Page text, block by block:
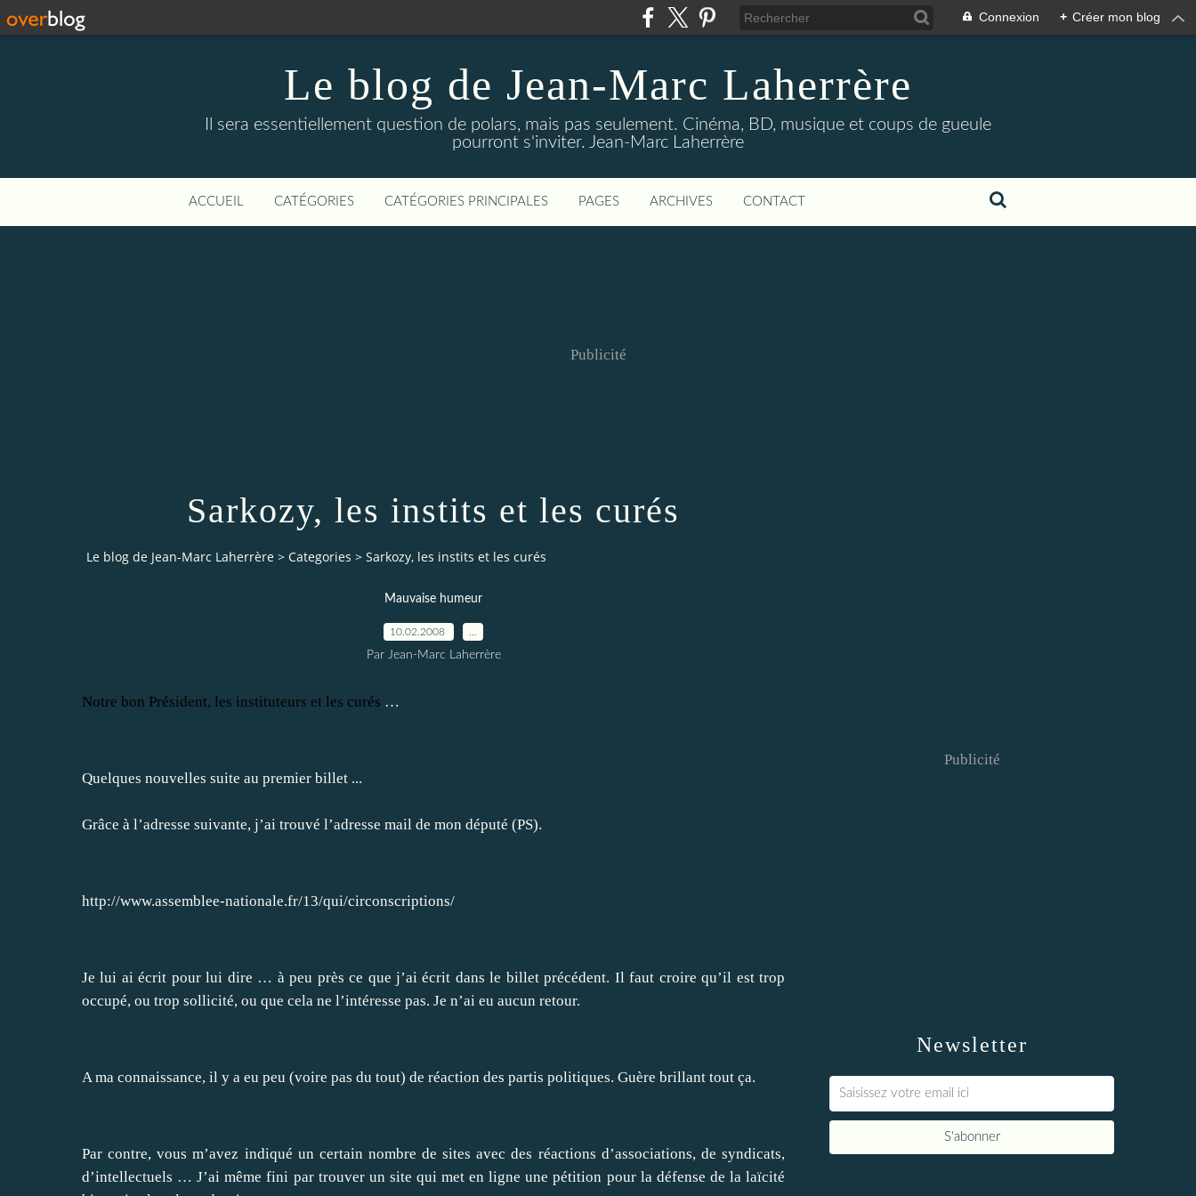
Connexion + Créer mon blog
Le blog de Jean-Marc Laherrère
Il sera essentiellement question de polars, mais pas seulement. Cinéma, BD, musique et coups de gueule
pourront s'inviter. Jean-Marc Laherrère
ACCUEIL CATÉGORIES CATÉGORIES PRINCIPALES PAGES ARCHIVES CONTACT
Publicité
Sarkozy, les instits et les curés
Le blog de Jean-Marc Laherrère > Categories > Sarkozy, les instits et les curés
Mauvaise humeur
10.02.2008
Par Jean-Marc Laherrère
Notre bon Président, les instituteurs et les curés …
Quelques nouvelles suite au premier billet ...
Grâce à l’adresse suivante, j’ai trouvé l’adresse mail de mon député (PS).
http://www.assemblee-nationale.fr/13/qui/circonscriptions/
Je lui ai écrit pour lui dire … à peu près ce que j’ai écrit dans le billet précédent. Il faut croire qu’il est trop
occupé, ou trop sollicité, ou que cela ne l’intéresse pas. Je n’ai eu aucun retour.
A ma connaissance, il y a eu peu (voire pas du tout) de réaction des partis politiques. Guère brillant tout ça.
Par contre, vous m’avez indiqué un certain nombre de sites avec des réactions d’associations, de syndicats,
d’intellectuels … J’ai même fini par trouver un site qui met en ligne une pétition pour la défense de la laïcité
Newsletter
Publicité